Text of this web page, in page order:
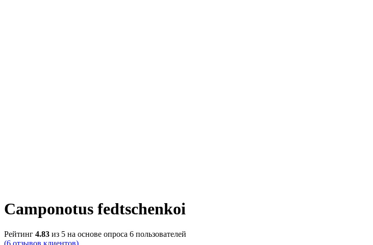
Camponotus fedtschenkoi
Рейтинг 4.83 из 5 на основе опроса 6 пользователей
(6 отзывов клиентов)